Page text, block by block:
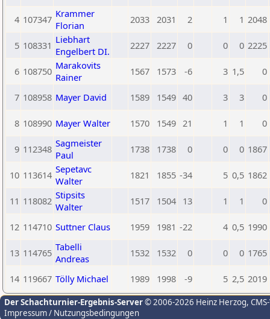
4 107347 Krammer
Florian
2033 2031 2 1 1 2048
5 108331 Liebhart
Engelbert DI.
2227 2227 0 0 0 2225
6 108750 Marakovits
Rainer
1567 1573 -6 3 1,5 0
7 108958 Mayer David 1589 1549 40 3 3 0
8 108990 Mayer Walter 1570 1549 21 1 1 0
9 112348 Sagmeister
Paul
1738 1738 0 0 0 1867
10 113614 Sepetavc
Walter
1821 1855 -34 5 0,5 1862
11 118082 Stipsits
Walter
1517 1504 13 1 1 0
12 114710 Suttner Claus 1959 1981 -22 4 0,5 1990
13 114765 Tabelli
Andreas
1532 1532 0 0 0 1765
14 119667 Tölly Michael 1989 1998 -9 5 2,5 2019
Der Schachturnier-Ergebnis-Server© 2006-2026 Heinz Herzog,
Impressum / Nutzungsbedingungen